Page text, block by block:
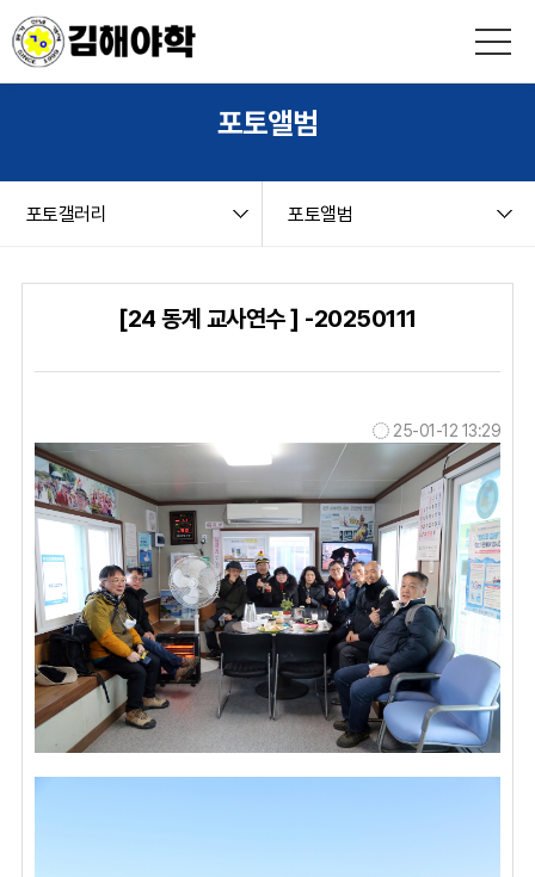
포토앨범
포토갤러리 포토앨범
[24 동계 교사연수 ] -20250111
25-01-12 13:29